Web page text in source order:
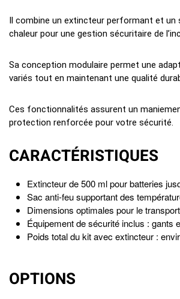
Il combine un extincteur performant et un
chaleur pour une gestion sécuritaire de
Sa conception modulaire permet une
variés tout en maintenant une qualité
Ces fonctionnalités assurent un
protection renforcée pour votre sécurité.
CARACTÉRISTIQUES
Extincteur de 500 ml pour batteries
Sac anti-feu supportant des
Dimensions optimales pour le
Équipement de sécurité inclus : gants
Poids total du kit avec extincteur :
OPTIONS